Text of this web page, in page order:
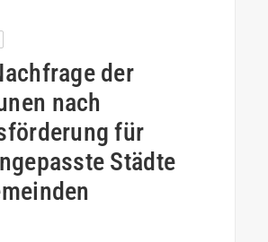
der
nach
für
Städte